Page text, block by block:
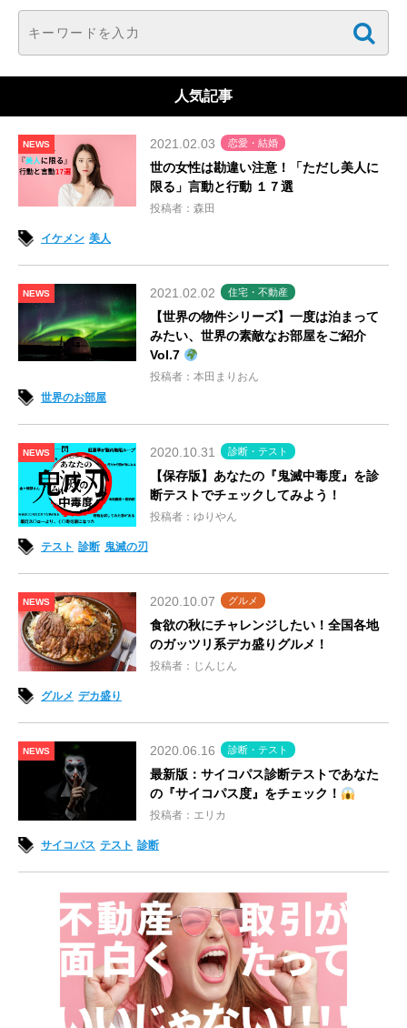
人気記事
NEWS 2021.02.03 恋愛・結婚
世の女性は勘違い注意！「ただし美人に
限る」言動と行動 １７選
投稿者：森田
イケメン 美人
NEWS 2021.02.02 住宅・不動産
【世界の物件シリーズ】一度は泊まって
みたい、世界の素敵なお部屋をご紹介
Vol.7
投稿者：本田まりおん
世界のお部屋
NEWS 2020.10.31 診断・テスト
【保存版】あなたの『鬼滅中毒度』を診
断テストでチェックしてみよう！
投稿者：ゆりやん
テスト 診断 鬼滅の刃
NEWS 2020.10.07 グルメ
食欲の秋にチャレンジしたい！全国各地
のガッツリ系デカ盛りグルメ！
投稿者：じんじん
グルメ デカ盛り
NEWS 2020.06.16 診断・テスト
最新版：サイコパス診断テストであなた
の『サイコパス度』をチェック！
投稿者：エリカ
サイコパス テスト 診断